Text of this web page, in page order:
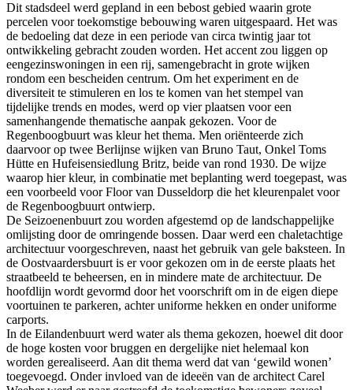
Dit stadsdeel werd gepland in een bebost gebied waarin grote
percelen voor toekomstige bebouwing waren uitgespaard. Het was
de bedoeling dat deze in een periode van circa twintig jaar tot
ontwikkeling gebracht zouden worden. Het accent zou liggen op
eengezinswoningen in een rij, samengebracht in grote wijken
rondom een bescheiden centrum. Om het experiment en de
diversiteit te stimuleren en los te komen van het stempel van
tijdelijke trends en modes, werd op vier plaatsen voor een
samenhangende thematische aanpak gekozen. Voor de
Regenboogbuurt was kleur het thema. Men oriënteerde zich
daarvoor op twee Berlijnse wijken van Bruno Taut, Onkel Toms
Hütte en Hufeisensiedlung Britz, beide van rond 1930. De wijze
waarop hier kleur, in combinatie met beplanting werd toegepast, was
een voorbeeld voor Floor van Dusseldorp die het kleurenpalet voor
de Regenboogbuurt ontwierp.
De Seizoenenbuurt zou worden afgestemd op de landschappelijke
omlijsting door de omringende bossen. Daar werd een chaletachtige
architectuur voorgeschreven, naast het gebruik van gele baksteen. In
de Oostvaardersbuurt is er voor gekozen om in de eerste plaats het
straatbeeld te beheersen, en in mindere mate de architectuur. De
hoofdlijn wordt gevormd door het voorschrift om in de eigen diepe
voortuinen te parkeren, achter uniforme hekken en onder uniforme
carports.
In de Eilandenbuurt werd water als thema gekozen, hoewel dit door
de hoge kosten voor bruggen en dergelijke niet helemaal kon
worden gerealiseerd. Aan dit thema werd dat van ‘gewild wonen’
toegevoegd. Onder invloed van de ideeën van de architect Carel